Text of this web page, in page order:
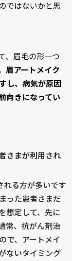
ではないかと思
、眉毛の形一つ
眉アートメイク
し、病気が原因
向きになってい
さまが利用され
れる方が多いです
った患者さまだ
想定して、先に
常、抗がん剤治
で、アートメイ
ないタイミング